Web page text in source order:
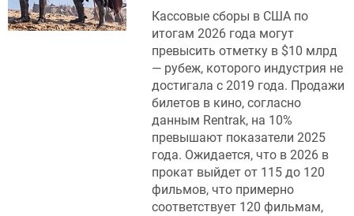
Кассовые сборы в США по
итогам 2026 года могут
превысить отметку в $10 млрд
— рубеж, которого индустрия не
достигала с 2019 года. Продажи
билетов в кино, согласно
данным Rentrak, на 10%
превышают показатели 2025
года. Ожидается, что в 2026 в
прокат выйдет от 115 до 120
фильмов, что примерно
соответствует 120 фильмам,